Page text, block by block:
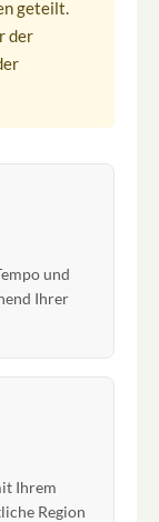
geteilt.
der
und
Ihrer
Ihrem
Region